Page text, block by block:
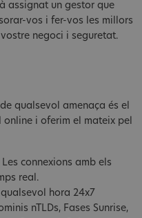
assignat un gestor que
vos i fer-vos les millors
negoci i seguretat.
qualsevol amenaça és el
online i oferim el mateix pel
connexions amb els
real.
hora 24x7
nTLDs, Fases Sunrise,